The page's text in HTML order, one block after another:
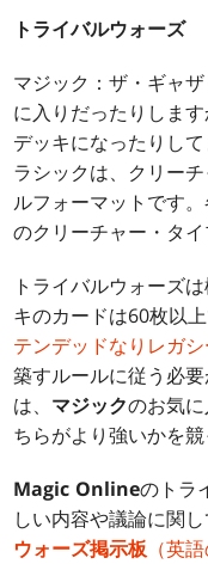
トライバルウォーズ
マジック：ザ・ギャ
に入りだったりしま
デッキになったりし
ラシックは、クリー
ルフォーマットです
のクリーチャー・タ
トライバルウォーズ
キのカードは60枚以
テンデッドなりレガ
築すルールに従う必
は、 マジックのお気
ちらがより強いかを
Magic Onlineのトラ
しい内容や議論に関し
ウォーズ掲示板 （英